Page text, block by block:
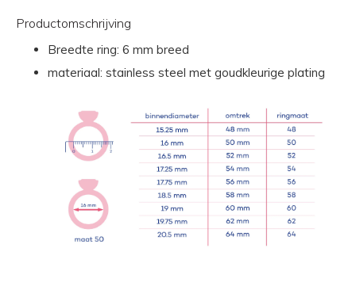
Productomschrijving
Breedte ring: 6 mm breed
materiaal: stainless steel met goudkleurige plating